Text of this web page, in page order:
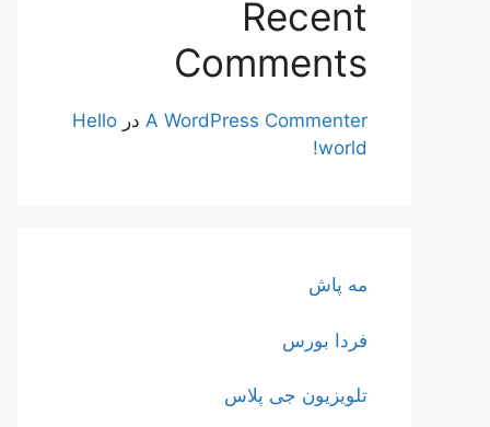
Recent
Comments
A WordPress Commenter در Hello
world!
مه پاش
فردا بورس
تلویزیون جی پلاس